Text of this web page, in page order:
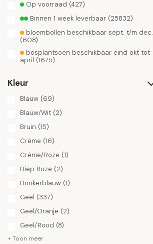
Op voorraad (427)
Binnen 1 week leverbaar (25832)
bloembollen beschikbaar sept. t/m dec.
(608)
bosplantsoen beschikbaar eind okt tot
april (1675)
Kleur
Blauw (69)
Blauw/Wit (2)
Bruin (15)
Crème (16)
Crème/Roze (1)
Diep Roze (2)
Donkerblauw (1)
Geel (337)
Geel/Oranje (2)
Geel/Rood (8)
+ Toon meer